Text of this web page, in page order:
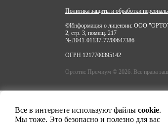
Политика защиты и обработки
©Информация о лицензии: ООО
2, стр. 3, помещ. 217
№ Л041-01137-77/00647386
ОГРН 1217700395142
Ортотис Премиум © 2026. Все права
Все в интернете используют файлы cookie.
Мы тоже. Это безопасно и полезно для вас